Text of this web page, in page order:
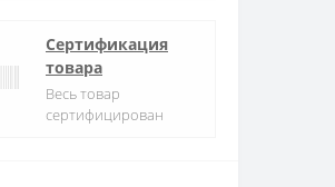
Сертификация
товара
Весь товар
сертифицирован